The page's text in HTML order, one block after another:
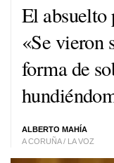
El
«Se vieron
forma de
ALBERTO MAHÍA
A CORUÑA / LA VOZ